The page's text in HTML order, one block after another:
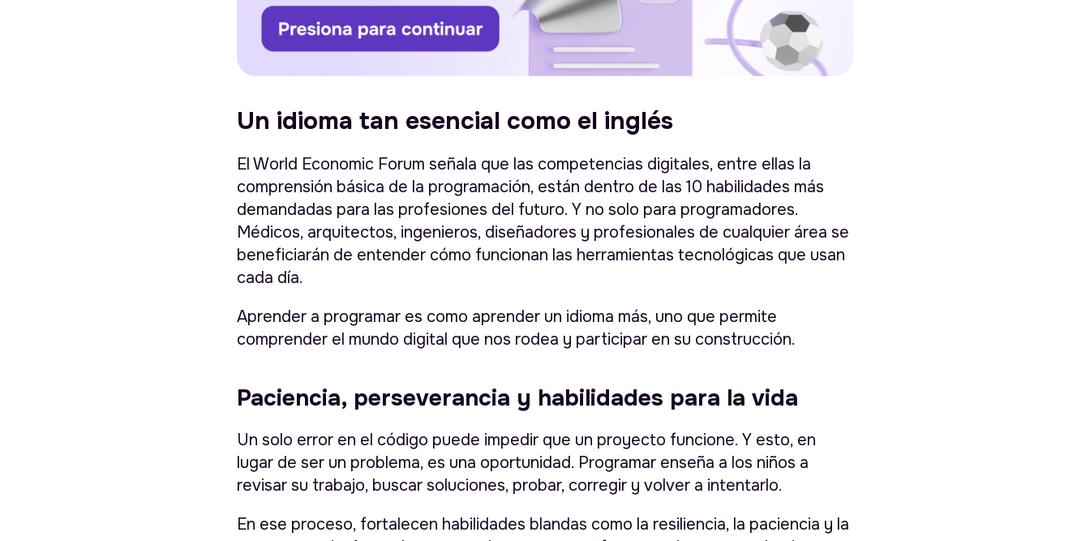
Un idioma tan esencial como el inglés
El World Economic Forum señala que las competencias digitales, entre ellas la
comprensión básica de la programación, están dentro de las 10 habilidades más
demandadas para las profesiones del futuro. Y no solo para programadores.
Médicos, arquitectos, ingenieros, diseñadores y profesionales de cualquier área se
beneficiarán de entender cómo funcionan las herramientas tecnológicas que usan
cada día.
Aprender a programar es como aprender un idioma más, uno que permite
comprender el mundo digital que nos rodea y participar en su construcción.
Paciencia, perseverancia y habilidades para la vida
Un solo error en el código puede impedir que un proyecto funcione. Y esto, en
lugar de ser un problema, es una oportunidad. Programar enseña a los niños a
revisar su trabajo, buscar soluciones, probar, corregir y volver a intentarlo.
En ese proceso, fortalecen habilidades blandas como la resiliencia, la paciencia y la